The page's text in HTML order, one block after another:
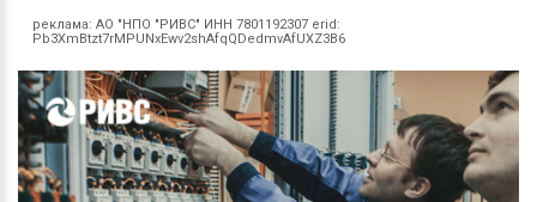
реклама: АО "НПО "РИВС" ИНН 7801192307 erid:
Pb3XmBtzt7rMPUNxEwv2shAfqQDedmvAfUXZ3B6